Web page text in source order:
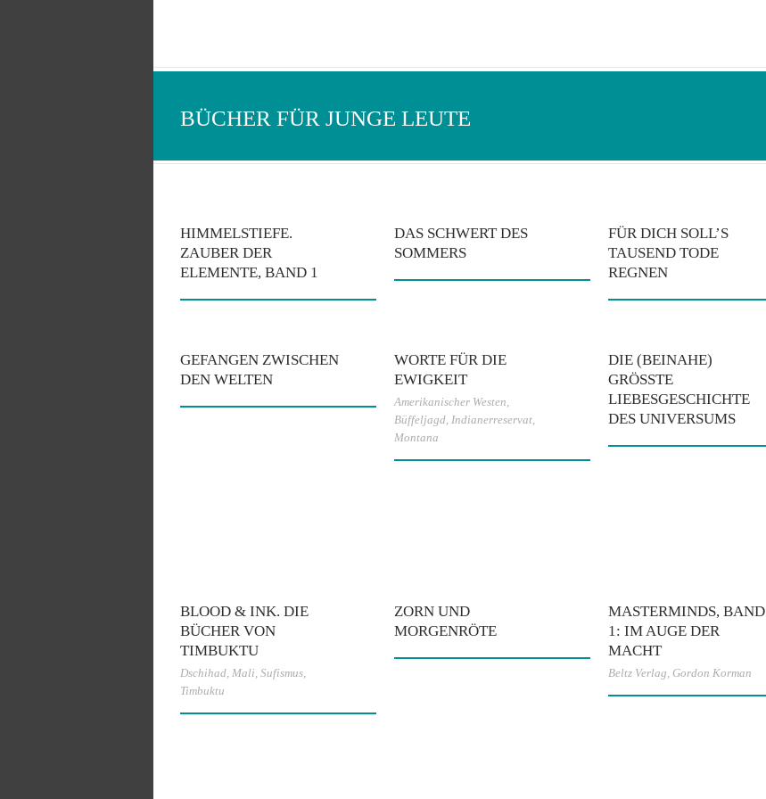
BÜCHER FÜR JUNGE LEUTE
HIMMELSTIEFE.
ZAUBER DER
ELEMENTE, BAND 1
DAS SCHWERT DES
SOMMERS
FÜR DICH SOLL’S
TAUSEND TODE
REGNEN
GEFANGEN ZWISCHEN
DEN WELTEN
WORTE FÜR DIE
EWIGKEIT
Amerikanischer Westen,
Büffeljagd, Indianerreservat,
Montana
DIE (BEINAHE)
GRÖSSTE L
IEBESGESCHICHTE D
ES UNIVERSUMS
BLOOD & INK. DIE
BÜCHER VON
TIMBUKTU
Dschihad, Mali, Sufismus,
Timbuktu
ZORN UND
MORGENRÖTE
MASTERMINDS, BAND
1: IM AUGE DER
MACHT
Beltz Verlag, Gordon Korman